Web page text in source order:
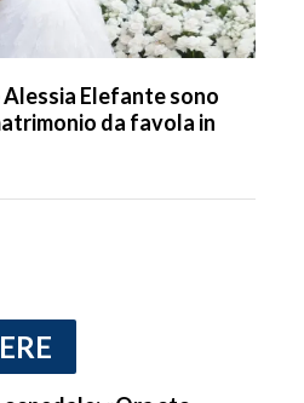
Alessia Elefante sono
da favola in